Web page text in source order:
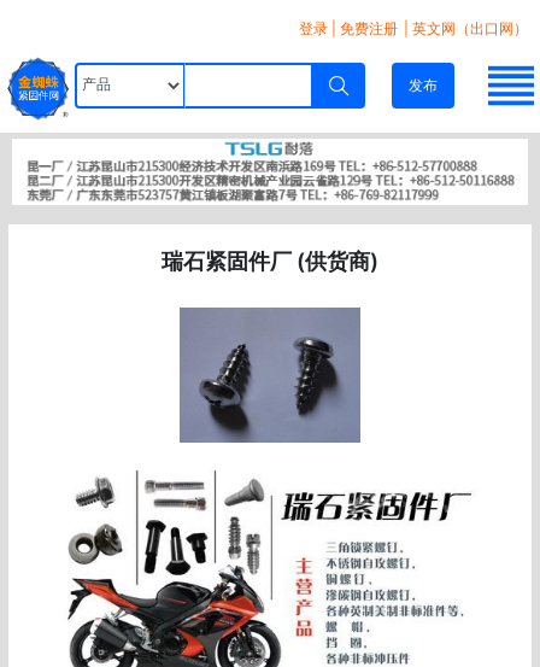
登录 免费注册 | 英文网（出口网）
发布
瑞石紧固件厂 (供货商)